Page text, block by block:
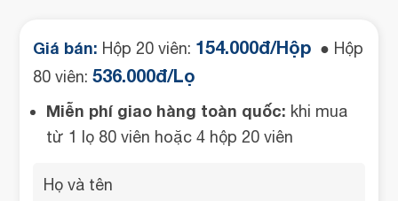
Giá bán: Hộp 20 viên: 154.000đ/Hộp ● Hộp
80 viên:536.000đ/Lọ
Miễn phí giao hàng toàn quốc: khi mua
từ 1 lọ 80 viên hoặc 4 hộp 20 viên